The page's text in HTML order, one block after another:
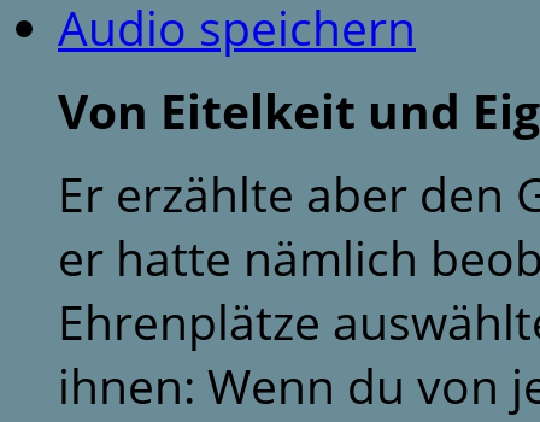
Audio speichern
Von Eitelkeit und
Er erzählte aber den
er hatte nämlich
Ehrenplätze
ihnen: Wenn du von